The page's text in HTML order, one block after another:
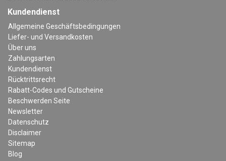
Kundendienst
Allgemeine Geschäftsbedingungen
Liefer- und Versandkosten
Über uns
Zahlungsarten
Kundendienst
Rücktrittsrecht
Rabatt-Codes und Gutscheine
Beschwerden Seite
Newsletter
Datenschutz
Disclaimer
Sitemap
Blog